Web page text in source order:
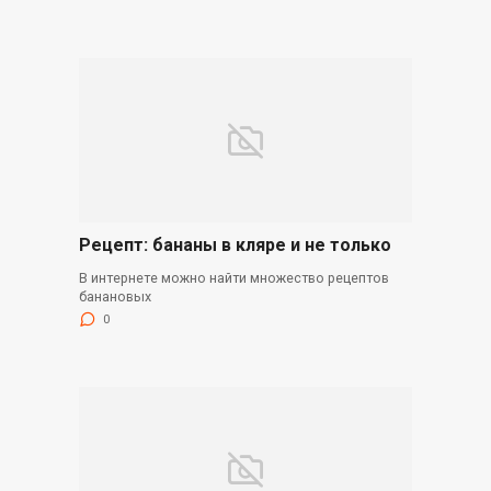
Рецепт: бананы в кляре и не только
В интернете можно найти множество рецептов
банановых
0